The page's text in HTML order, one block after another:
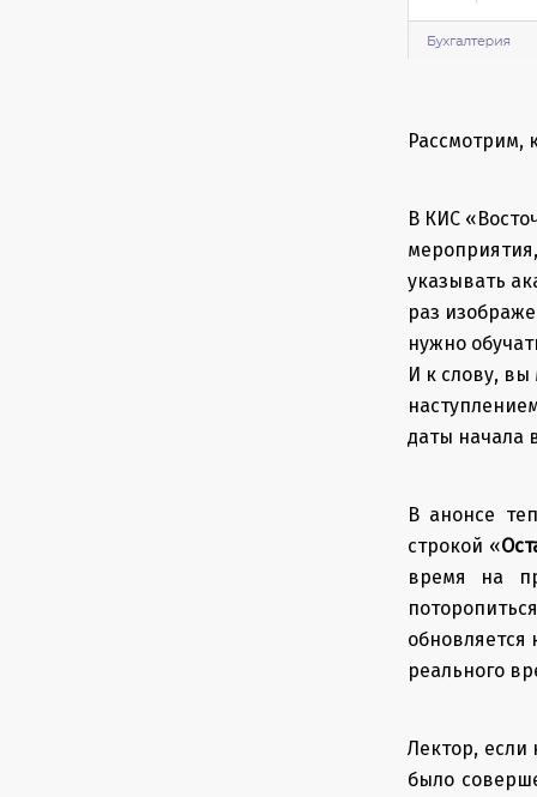
Рассмотрим,
В КИС
указывать
раз
нужно
И к слову,
даты начала
В анонсе
строкой «
время на
реального
Лектор,
было